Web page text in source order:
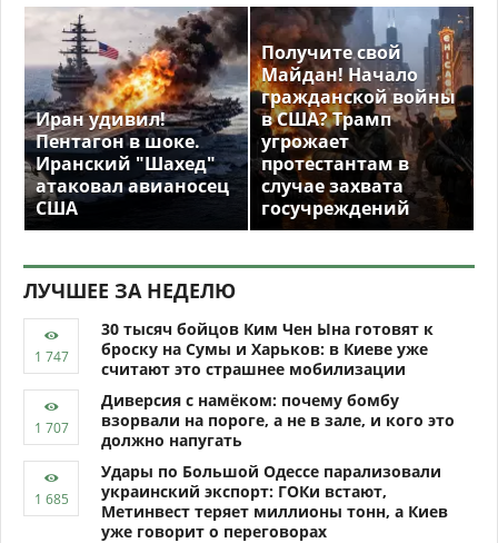
Иран удивил!
Пентагон в шоке.
Иранский "Шахед"
атаковал авианосец
США
Получите свой
Майдан! Начало
гражданской войны
в США? Трамп
угрожает
протестантам в
случае захвата
госучреждений
ЛУЧШЕЕ ЗА НЕДЕЛЮ
30 тысяч бойцов Ким Чен Ына готовят к
броску на Сумы и Харьков: в Киеве уже
считают это страшнее мобилизации
Диверсия с намёком: почему бомбу
взорвали на пороге, а не в зале, и кого это
должно напугать
Удары по Большой Одессе парализовали
украинский экспорт: ГОКи встают,
Метинвест теряет миллионы тонн, а Киев
уже говорит о переговорах